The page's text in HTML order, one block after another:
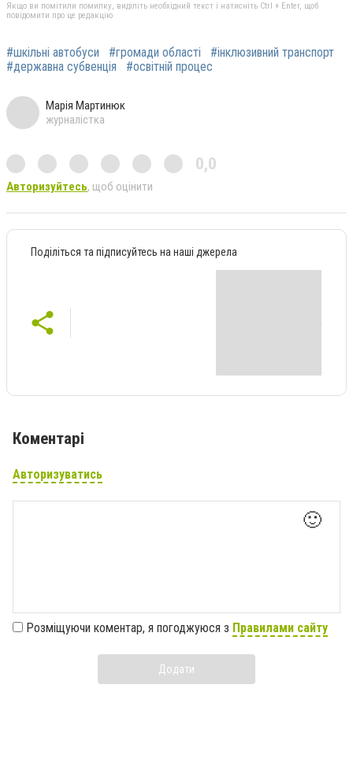
Якщо ви помітили помилку, виділіть необхідний текст і натисніть Ctrl + Enter, щоб
повідомити про це редакцію
#шкільні автобуси #громади області
#інклюзивний транспорт
#державна субвенція
#освітній процес
Марія Мартинюк
журналістка
0,0
Авторизуйтесь, щоб оцінити
Поділіться та підписуйтесь на наші джерела
Коментарі
Авторизуватись
🙂
Розміщуючи коментар, я погоджуюся з Правилами сайту
Додати